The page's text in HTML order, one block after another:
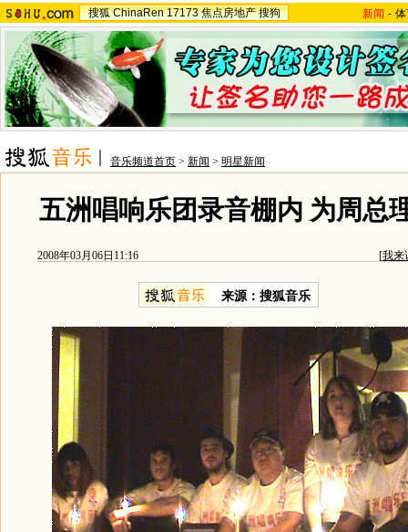
搜狐 ChinaRen 17173 焦点房地产 搜狗 新闻 -
音乐频道首页 > 新闻 > 明星新闻
五洲唱响乐团录音棚内 为周总
2008年03月06日11:16 [我来
来源：搜狐音乐